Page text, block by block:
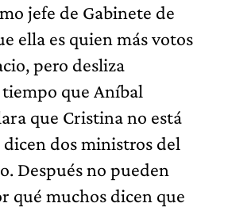
jefe de Gabinete de
ella es quien más votos
pero desliza
que Aníbal
que Cristina no está
dos ministros del
Después no pueden
qué muchos dicen que